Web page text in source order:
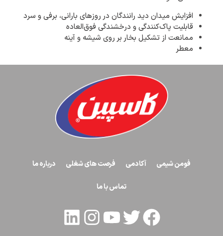
افزایش میدان دید رانندگان در روزهای بارانی، برفی و سرد
قابلیت پاک‌کنندگی و درخشندگیفوق‌العاده
ممانعت از تشکیل بخار بر روی شیشه و آینه
معطر
فومن شیمی آکادمی فرصت های شغلی درباره ما
تماس با ما